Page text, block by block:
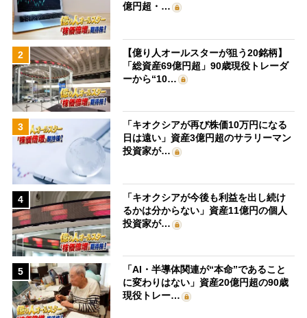
億円超・…
2
【億り人オールスターが狙う20銘柄】
「総資産69億円超」90歳現役トレーダ
ーから“10…
3
「キオクシアが再び株価10万円になる
日は遠い」資産3億円超のサラリーマン
投資家が…
4
「キオクシアが今後も利益を出し続け
るかは分からない」資産11億円の個人
投資家が…
5
「AI・半導体関連が“本命”であること
に変わりはない」資産20億円超の90歳
現役トレー…